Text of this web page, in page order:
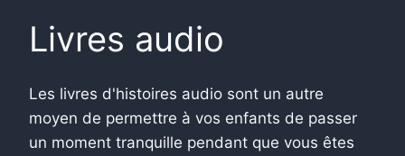
Livres audio
Les livres d'histoires audio sont un autre
moyen de permettre à vos enfants de passer
un moment tranquille pendant que vous êtes